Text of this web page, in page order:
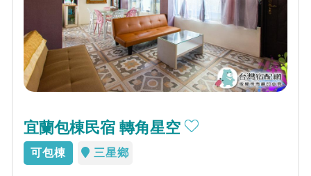
宜蘭包棟民宿 轉角星空
可包棟 三星鄉